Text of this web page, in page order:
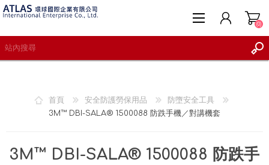
願望清單 (0)
(0)
首頁 安全防護勞保用品
防墮安全工具
3M™ DBI-SALA® 1500088 防跌手機／對講機套
3M™ DBI-SALA® 1500088 防跌手